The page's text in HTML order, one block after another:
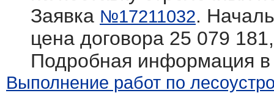
Заявка №17211032.
цена договора 25 079
Подробная информация
Выполнение работ по